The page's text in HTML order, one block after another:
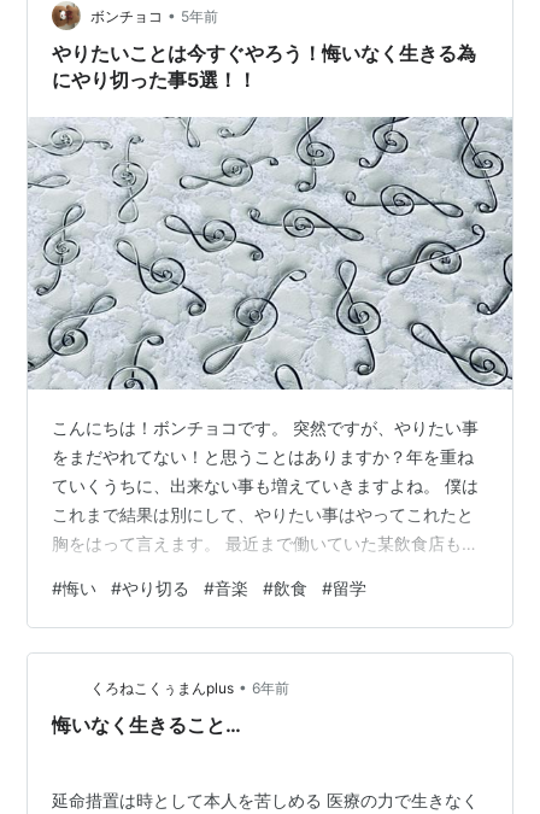
チノケで、Aちゃんに詰め寄ってゆきました。 🥰うふふ
ん。それがもう最高なの！ その時、やはりご一緒してい
たMちゃん 😖え？ノーマ…
ボンチョコ • 5年前
やりたいことは今すぐやろう！悔いなく生きる為
にやり切った事5選！！
こんにちは！ボンチョコです。 突然ですが、やりたい事
をまだやれてない！と思うことはありますか？年を重ね
ていくうちに、出来ない事も増えていきますよね。 僕は
これまで結果は別にして、やりたい事はやってこれたと
胸をはって言えます。 最近まで働いていた某飲食店も、
カケでもありました。 bonchoko.com 残念ながら退職は
しましたが、何も悔いはありません。やり切れたなとい
う思いでスッキリしています。 もちろん「趣味」や
「夢」なども同じです。最近はコロナという未曾有の大
災害もあり、色々な事が滞ってしまいました。 そんな出
#悔い #やり切る #音楽 #飲食 #留学
くろねこくぅまんplus • 6年前
悔いなく生きること…